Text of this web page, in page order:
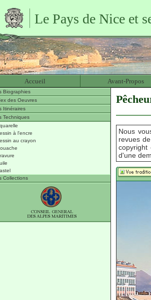
Le Pays de Nice et
Accueil Avant-Propos
Biographies
des Oeuvres
Itinéraires
Techniques
à l'encre
au crayon
Collections
Nous
revues
copyright
d'une